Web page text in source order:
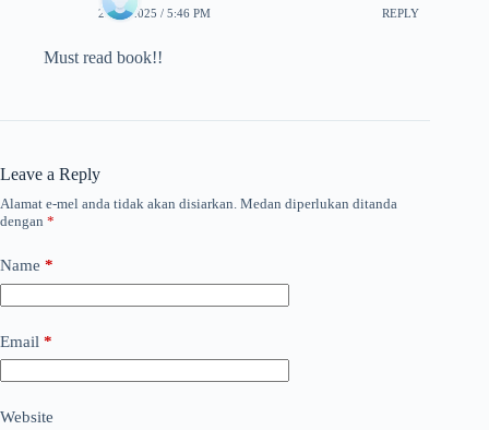
23/11/2025 / 5:46 PM REPLY
Must read book!!
Leave a Reply
Alamat e-mel anda tidak akan disiarkan. Medan diperlukan ditanda
dengan *
Name *
Email *
Website